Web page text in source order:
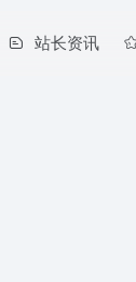
站长资讯